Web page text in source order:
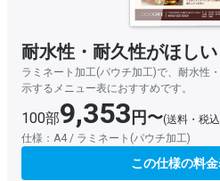
耐水性・耐久性がほしい
ラミネート加工(パウチ加工)で、耐水性
示するメニュー表におすすめです。
100部9,353 円〜(送料・税
仕様：A4 / ラミネート(パウチ加工)
この仕様の料